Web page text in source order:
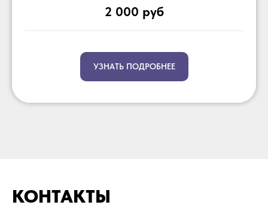
2 000 руб
УЗНАТЬ ПОДРОБНЕЕ
КОНТАКТЫ